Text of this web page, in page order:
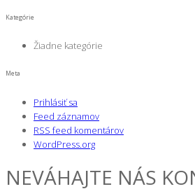
Kategórie
Žiadne kategórie
Meta
Prihlásiť sa
Feed záznamov
RSS feed komentárov
WordPress.org
NEVÁHAJTE NÁS